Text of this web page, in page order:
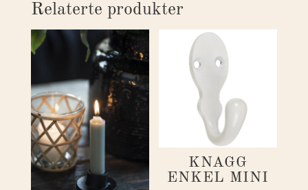
Relaterte produkter
KNAGG
ENKEL MINI